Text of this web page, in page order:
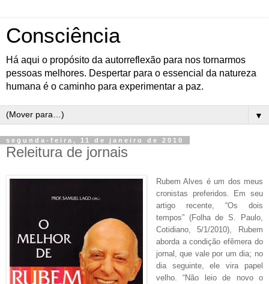
Consciência
Há aqui o propósito da autorreflexão para nos tornarmos
pessoas melhores. Despertar para o essencial da natureza
humana é o caminho para experimentar a paz.
▼
segunda-feira, 11 de janeiro de 2010
Releitura de jornais
Rubem Alves é um dos meus
cronistas preferidos. Em seu
artigo recente, “Os dois
tempos” (Folha de S. Paulo,
Cotidiano, 5/1/2010), Rubem
aborda a condição efêmera do
jornal, que vale por um dia; no
dia seguinte, ele vira papel
velho. “Não leio de novo o